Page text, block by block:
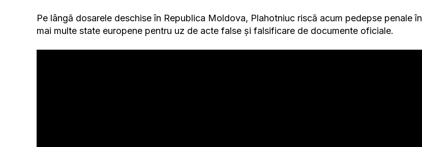
Pe lângă dosarele deschise în Republica Moldova, Plahotniuc riscă acum pedepse penale în
mai multe state europene pentru uz de acte false și falsificare de documente oficiale.